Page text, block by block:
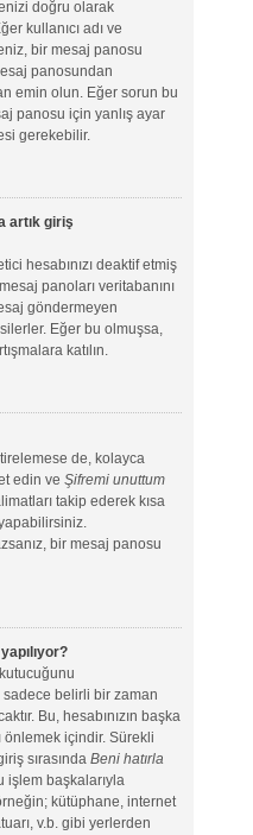
doğru olarak
kullanıcı adı ve
bir mesaj panosu
panosundan
emin olun. Eğer sorun bu
panosu için yanlış ayar
gerekebilir.
artık giriş
hesabınızı deaktif etmiş
panoları veritabanını
göndermeyen
silerler. Eğer bu olmuşsa,
katılın.
de, kolayca
edin ve Şifremi unuttum
takip ederek kısa
bir mesaj panosu
belirli bir zaman
Bu, hesabınızın başka
önlemek içindir. Sürekli
sırasında Beni hatırla
işlem başkalarıyla
kütüphane, internet
v.b. gibi yerlerden